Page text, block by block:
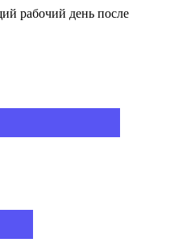
рабочий день после